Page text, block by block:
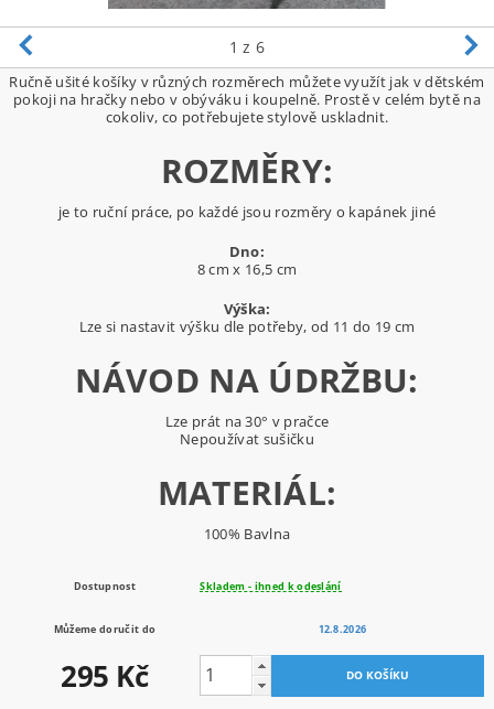
1 z 6
Ručně ušité košíky v různých rozměrech můžete využít jak v dětském
pokoji na hračky nebo v obýváku i koupelně. Prostě v celém bytě na
cokoliv, co potřebujete stylově uskladnit.
ROZMĚRY:
je to ruční práce, po každé jsou rozměry o kapánek jiné
Dno:
8 cm x 16,5 cm
Výška:
Lze si nastavit výšku dle potřeby, od 11 do 19 cm
NÁVOD NA ÚDRŽBU:
Lze prát na 30° v pračce
Nepoužívat sušičku
MATERIÁL:
100% Bavlna
Dostupnost Skladem - ihned k odeslání
Můžeme doručit do 12.8.2026
295 Kč